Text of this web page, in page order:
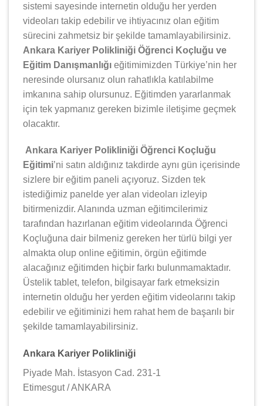
sistemi sayesinde internetin olduğu her yerden
videoları takip edebilir ve ihtiyacınız olan eğitim
sürecini zahmetsiz bir şekilde tamamlayabilirsiniz.
Ankara Kariyer Polikliniği Öğrenci Koçluğu ve
Eğitim Danışmanlığı eğitimimizden Türkiye’nin her
neresinde olursanız olun rahatlıkla katılabilme
imkanına sahip olursunuz. Eğitimden yararlanmak
için tek yapmanız gereken bizimle iletişime geçmek
olacaktır.
Ankara Kariyer Polikliniği Öğrenci Koçluğu
Eğitimi’ni satın aldığınız takdirde aynı gün içerisinde
sizlere bir eğitim paneli açıyoruz. Sizden tek
istediğimiz panelde yer alan videoları izleyip
bitirmenizdir. Alanında uzman eğitimcilerimiz
tarafından hazırlanan eğitim videolarında Öğrenci
Koçluğuna dair bilmeniz gereken her türlü bilgi yer
almakta olup online eğitimin, örgün eğitimde
alacağınız eğitimden hiçbir farkı bulunmamaktadır.
Üstelik tablet, telefon, bilgisayar fark etmeksizin
internetin olduğu her yerden eğitim videolarını takip
edebilir ve eğitiminizi hem rahat hem de başarılı bir
şekilde tamamlayabilirsiniz.
Ankara Kariyer Polikliniği
Piyade Mah. İstasyon Cad. 231-1
Etimesgut / ANKARA